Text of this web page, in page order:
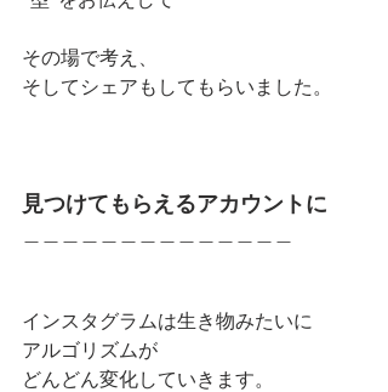
その場で考え、
そしてシェアもしてもらいました。
見つけてもらえるアカウントに
インスタグラムは生き物みたいに
アルゴリズムが
どんどん変化していきます。